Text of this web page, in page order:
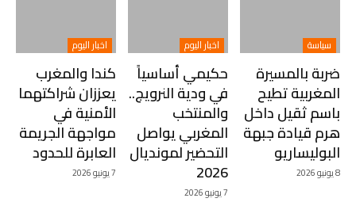
سياسة
ضربة بالمسيرة
المغربية تطيح
باسم ثقيل داخل
هرم قيادة جبهة
البوليساريو
8 يونيو 2026
اخبار اليوم
حكيمي أساسياً
في ودية النرويج..
والمنتخب
المغربي يواصل
التحضير لمونديال
2026
7 يونيو 2026
اخبار اليوم
كندا والمغرب
يعززان شراكتهما
الأمنية في
مواجهة الجريمة
العابرة للحدود
7 يونيو 2026